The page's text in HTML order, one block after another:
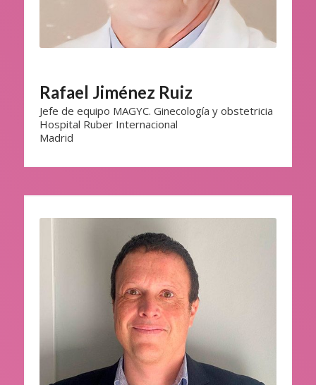
Rafael Jiménez Ruiz
Jefe de equipo MAGYC. Ginecología y obstetricia
Hospital Ruber Internacional
Madrid